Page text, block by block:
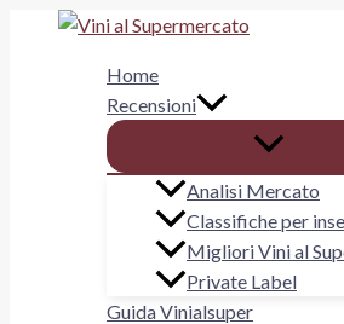
Home
Recensioni
Analisi Mercato
Classifiche per
Migliori Vini al
Private Label
Guida Vinialsuper